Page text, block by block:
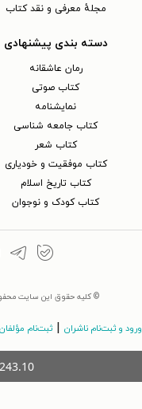
مجلهٔ معرفی و نقد کتاب
دسته بندی پیشنهادی
رمان عاشقانه
کتاب‌ صوتی
نمایشنامه
کتاب جامعه شناسی
کتاب شعر
کتاب موفقیت و خودیاری
کتاب تاریخ اسلام
کتاب کودک و نوجوان
© کلیه حقوق این سایت
ورود و ثبت‌نام ناشران ثبت‌نام مؤلفان